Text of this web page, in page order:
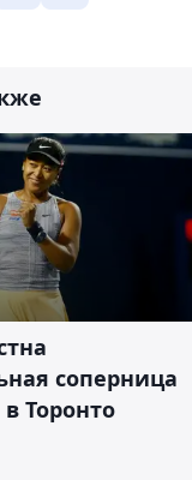
соперница
Торонто